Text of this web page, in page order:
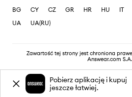
BG CY CZ GR HR HU IT
UA
UA(RU)
Zawartość tej strony jest chroniona
Answear.com S.A.
Pobierz aplikację i kupuj
jeszcze łatwiej.